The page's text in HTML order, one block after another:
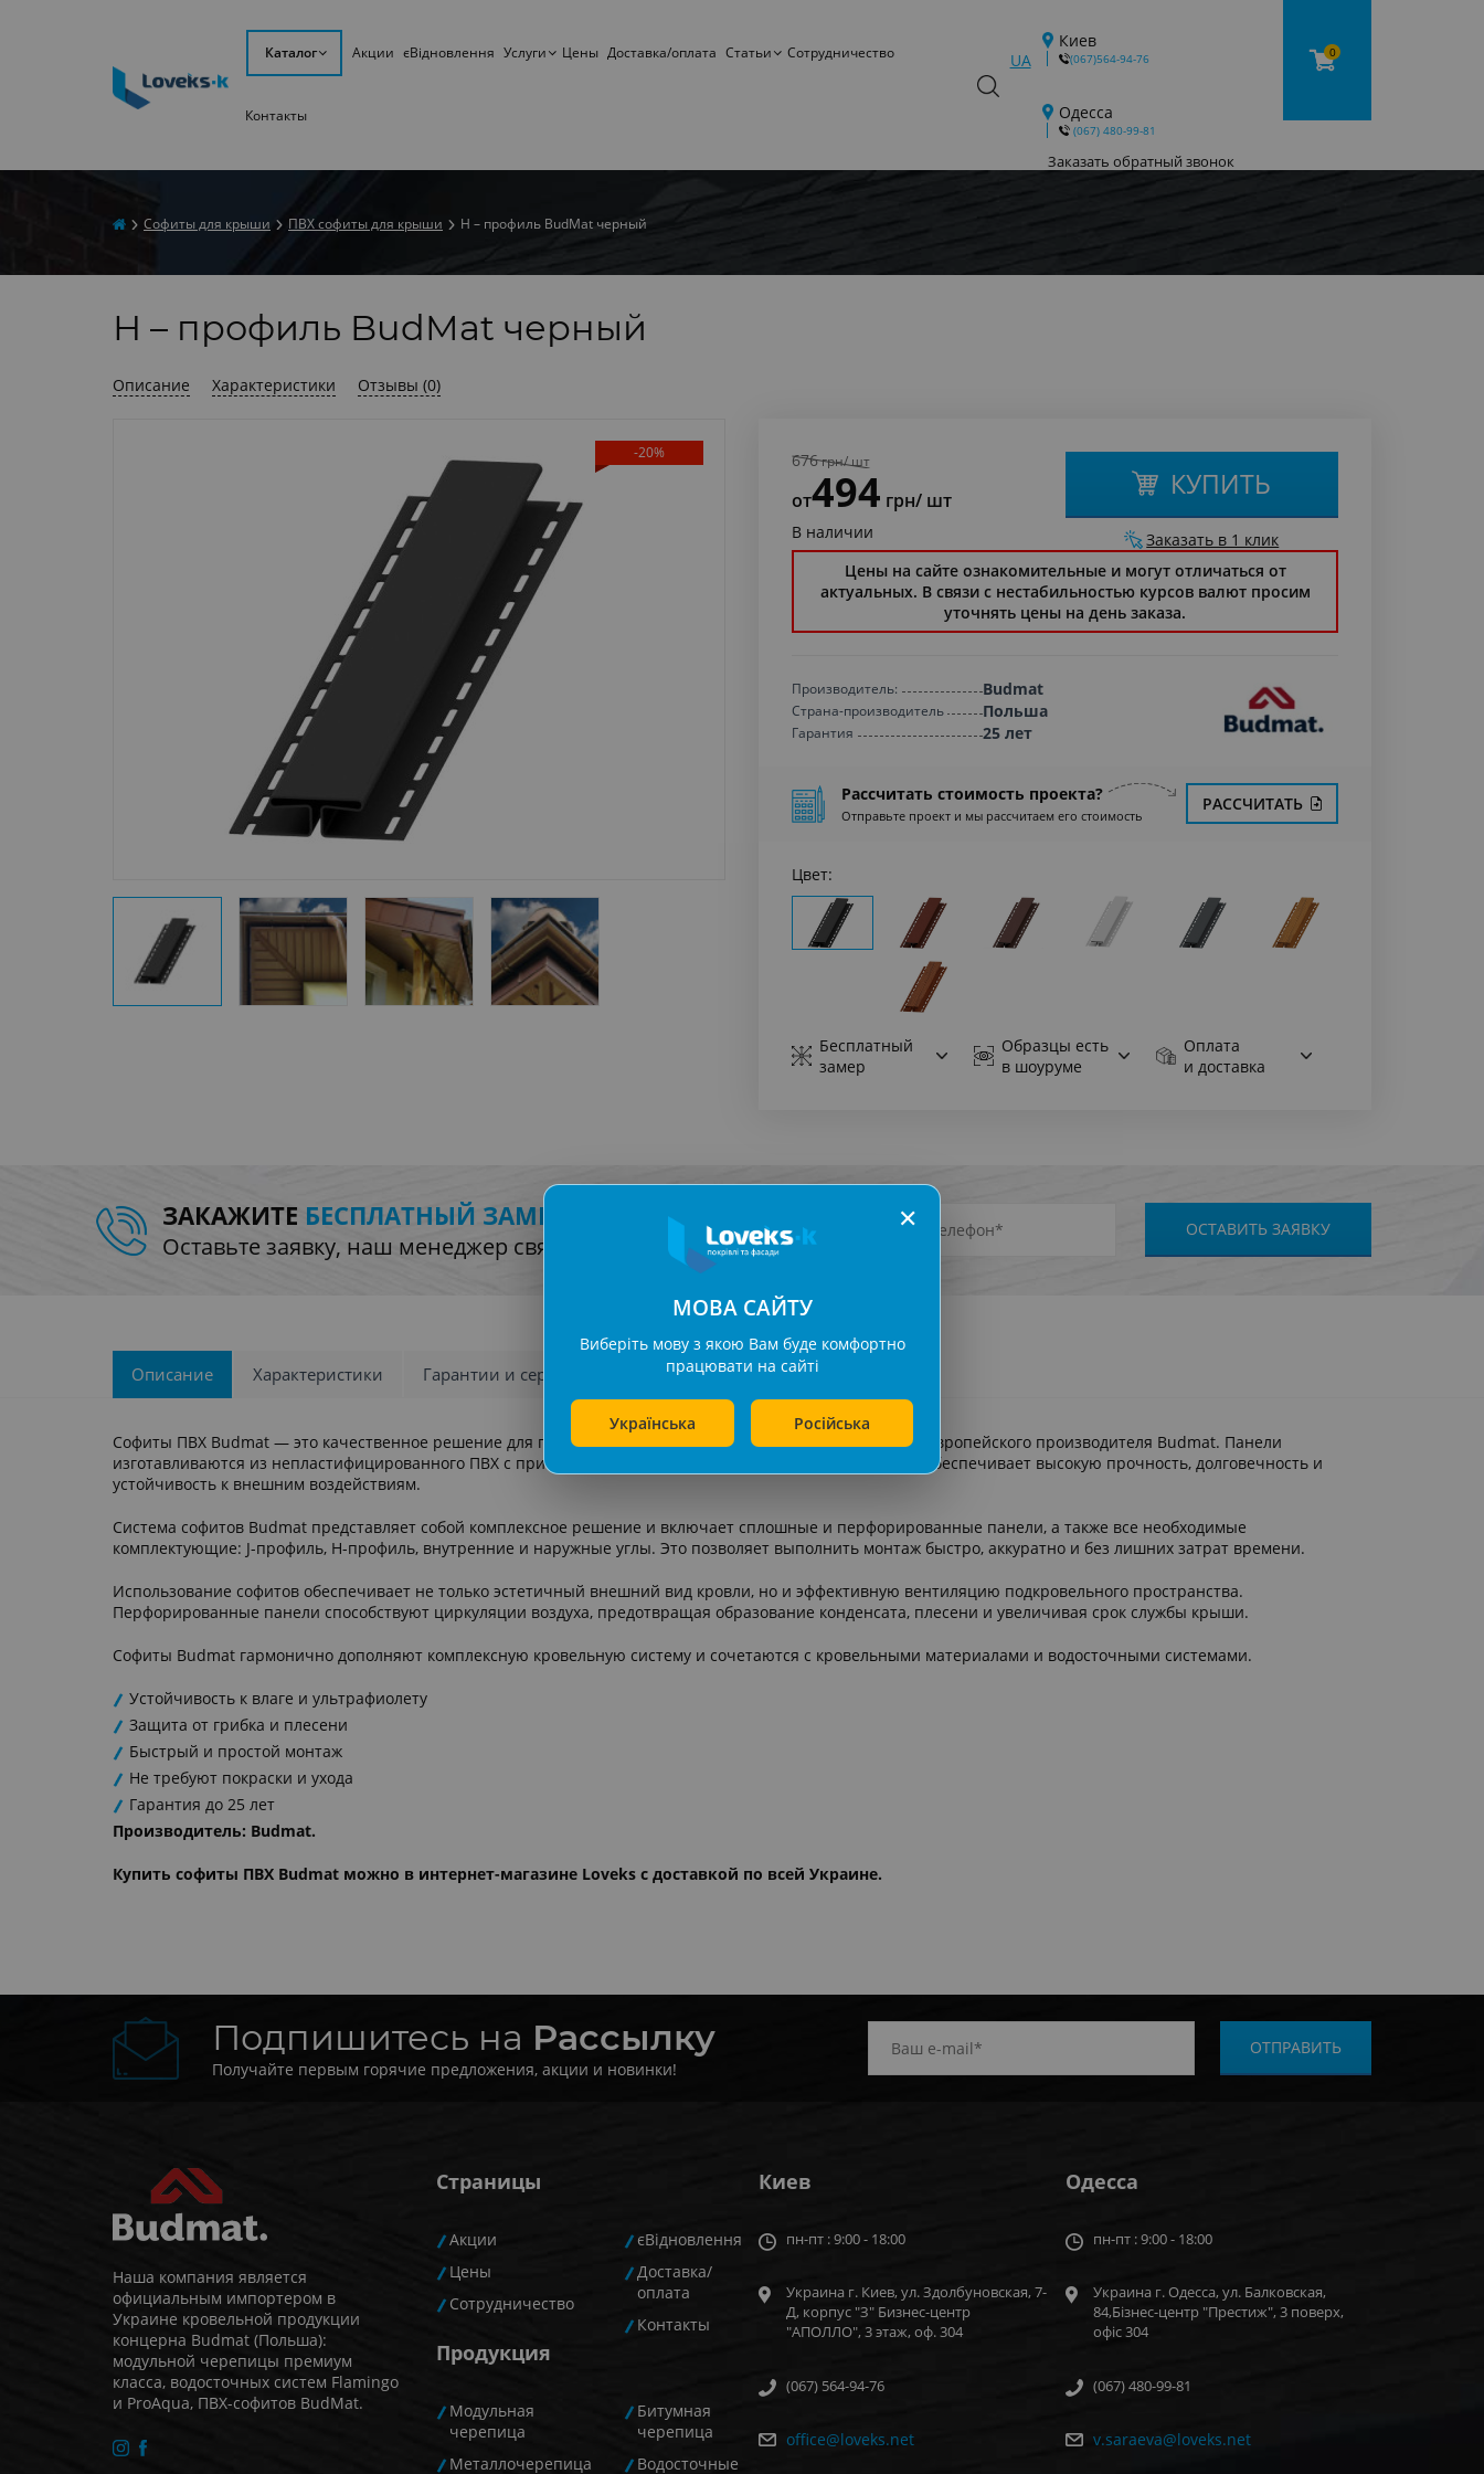
Каталог Акции єВідновлення Услуги Цены Доставка/оплата Статьи Сотрудничество
Контакты
UA
Киев
(067)564-94-76
Одесса
‎ (067) 480-99-81
Заказать обратный звонок
0
Софиты для крыши ПВХ софиты для крыши Н – профиль BudMat черный
Н – профиль BudMat черный
Описание Характеристики Отзывы (0)
-20% 676грн/ шт
от494 грн/ шт
В наличии
КУПИТЬ
Заказать в 1 клик
Цены на сайте ознакомительные и могут отличаться от
актуальных. В связи с нестабильностью курсов валют просим
уточнять цены на день заказа.
Производитель: Budmat
Страна-производитель Польша
Гарантия 25 лет
Рассчитать стоимость проекта?
Отправьте проект и мы рассчитаем его стоимость
РАССЧИТАТЬ
Цвет:
Бесплатный
замер
Образцы есть
в шоуруме
Оплата
и доставка
ЗАКАЖИТЕ БЕСПЛАТНЫЙ ЗАМЕР
Оставьте заявку, наш менеджер свяжется с вами
Описание Характеристики Гарантии и сертификаты Отзывы (0)
Софиты ПВХ Budmat — это качественное решение для подшивки карнизного свеса крыши от известного европейского производителя Budmat. Панели
изготавливаются из непластифицированного ПВХ с применением цинк-кальциевого стабилизатора, что обеспечивает высокую прочность, долговечность и
устойчивость к внешним воздействиям.
Система софитов Budmat представляет собой комплексное решение и включает сплошные и перфорированные панели, а также все необходимые
комплектующие: J-профиль, H-профиль, внутренние и наружные углы. Это позволяет выполнить монтаж быстро, аккуратно и без лишних затрат времени.
Использование софитов обеспечивает не только эстетичный внешний вид кровли, но и эффективную вентиляцию подкровельного пространства.
Перфорированные панели способствуют циркуляции воздуха, предотвращая образование конденсата, плесени и увеличивая срок службы крыши.
Софиты Budmat гармонично дополняют комплексную кровельную систему и сочетаются с кровельными материалами и водосточными системами.
Устойчивость к влаге и ультрафиолету
Защита от грибка и плесени
Быстрый и простой монтаж
Не требуют покраски и ухода
Гарантия до 25 лет
Производитель: Budmat.
Купить софиты ПВХ Budmat можно в интернет-магазине Loveks с доставкой по всей Украине.
Подпишитесь на Рассылку
Получайте первым горячие предложения, акции и новинки!
Наша компания является
официальным импортером в
Украине кровельной продукции
концерна Budmat (Польша):
модульной черепицы премиум
класса, водосточных систем Flamingo
и ProAqua, ПВХ-софитов BudMat.
Страницы
Акции
єВідновлення
Цены
Доставка/
оплата
Сотрудничество
Контакты
Продукция
Модульная
черепица
Битумная
черепица
Металлочерепица
Водосточные
Киев
пн-пт : 9:00 - 18:00
Украина г. Киев, ул. Здолбуновская, 7-
Д, корпус "З" Бизнес-центр
"АПОЛЛО", 3 этаж, оф. 304
(067) 564-94-76
office@loveks.net
Одесса
пн-пт : 9:00 - 18:00
Украина г. Одесса, ул. Балковская,
84,Бізнес-центр "Престиж", 3 поверх,
офіс 304
(067) 480-99-81
v.saraeva@loveks.net
✕
МОВА САЙТУ
Виберіть мову з якою Вам буде комфортно
працювати на сайті
Українська Російська